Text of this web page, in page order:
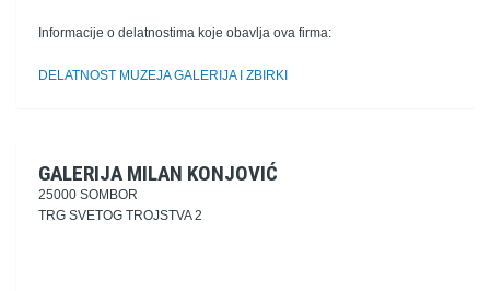
Informacije o delatnostima koje obavlja ova firma:
DELATNOST MUZEJA GALERIJA I ZBIRKI
GALERIJA MILAN KONJOVIĆ
25000 SOMBOR
TRG SVETOG TROJSTVA 2